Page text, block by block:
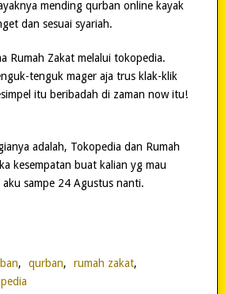
mending qurban online kayak
dan sesuai syariah.
Rumah Zakat melalui tokopedia.
tenguk mager aja trus klak-klik
itu beribadah di zaman now itu!
adalah, Tokopedia dan Rumah
kesempatan buat kalian yg mau
sampe 24 Agustus nanti.
, qurban, rumah zakat,